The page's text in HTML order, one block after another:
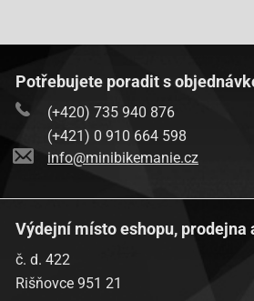
Potřebujete poradit s
(+420) 735 940 876
(+421) 0 910 664 598
info@minibikemanie.cz
Výdejní místo eshopu, prodejna
č. d. 422
Rišňovce 951 21